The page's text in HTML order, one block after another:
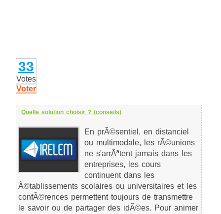
33
Votes
Voter
Quelle solution choisir ? (conseils)
En prÃ©sentiel, en distanciel
ou multimodale, les rÃ©unions
ne s'arrÃªtent jamais dans les
entreprises, les cours
continuent dans les
Ã©tablissements scolaires ou universitaires et les
confÃ©rences permettent toujours de transmettre
le savoir ou de partager des idÃ©es. Pour animer